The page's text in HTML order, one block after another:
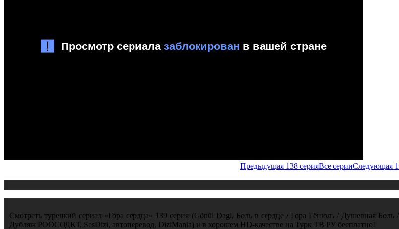
Предыдущая 138 серияВсе серииСледующая
Смотреть турецкий сериал «Гора сердца» 139 серия (Gönül Dagi, Боль в сердце / Гора Гёнюль / Душевная
Дубляж РООСОДКТ, SesDizi, автоперевод, DiziMania) и в хорошем HD-качестве на Турк ТВ РУ бесплатно!